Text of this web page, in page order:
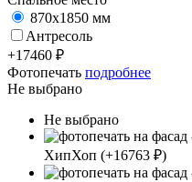
870х1850 мм
Антресоль
+17460 ₽
Фотопечать подробнее
Не выбрано
Не выбрано
ХипХоп (+16763 ₽)